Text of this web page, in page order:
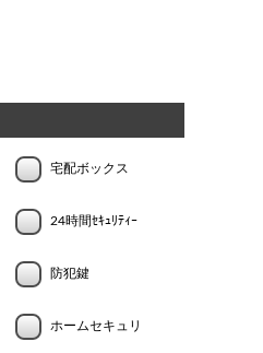
宅配ボックス
24時間ｾｷｭﾘﾃｨｰ
防犯鍵
ホームセキュリ